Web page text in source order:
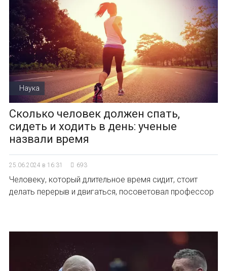
Наука
Сколько человек должен спать,
сидеть и ходить в день: ученые
назвали время
25.06.2024 в 16:31 693
Человеку, который длительное время сидит, стоит
делать перерыв и двигаться, посоветовал профессор